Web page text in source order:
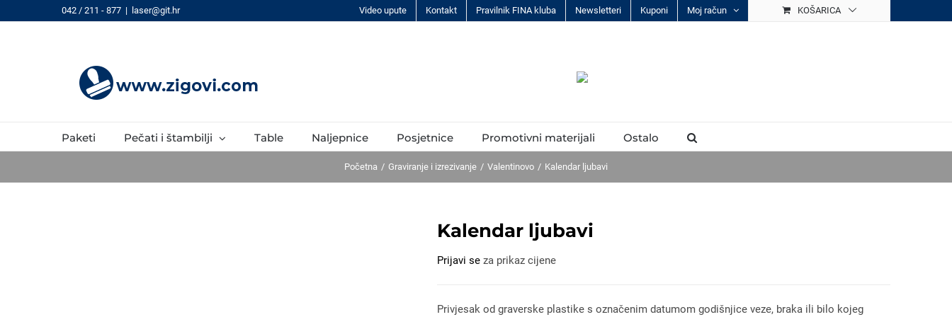
042 / 211 - 877 | laser@git.hr Video upute Kontakt Pravilnik FINA kluba Newsletteri Kuponi Moj račun KOŠARICA
Paketi Pečati i štambilji Table Naljepnice Posjetnice Promotivni materijali Ostalo
Početna Graviranje i izrezivanje Valentinovo Kalendar ljubavi
Kalendar ljubavi
Prijavi se za prikaz cijene
Privjesak od graverske plastike s označenim datumom godišnjice veze, braka ili bilo kojeg